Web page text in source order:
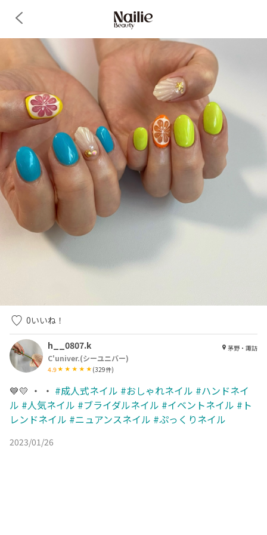
0いいね！
h__0807.k
C'univer.(シーユニバー)
4.9 (329件)
茅野・諏訪
💙💛 ・ ・ #成人式ネイル #おしゃれネイル #ハンドネイ
ル #人気ネイル #ブライダルネイル #イベントネイル #ト
レンドネイル #ニュアンスネイル #ぷっくりネイル
2023/01/26